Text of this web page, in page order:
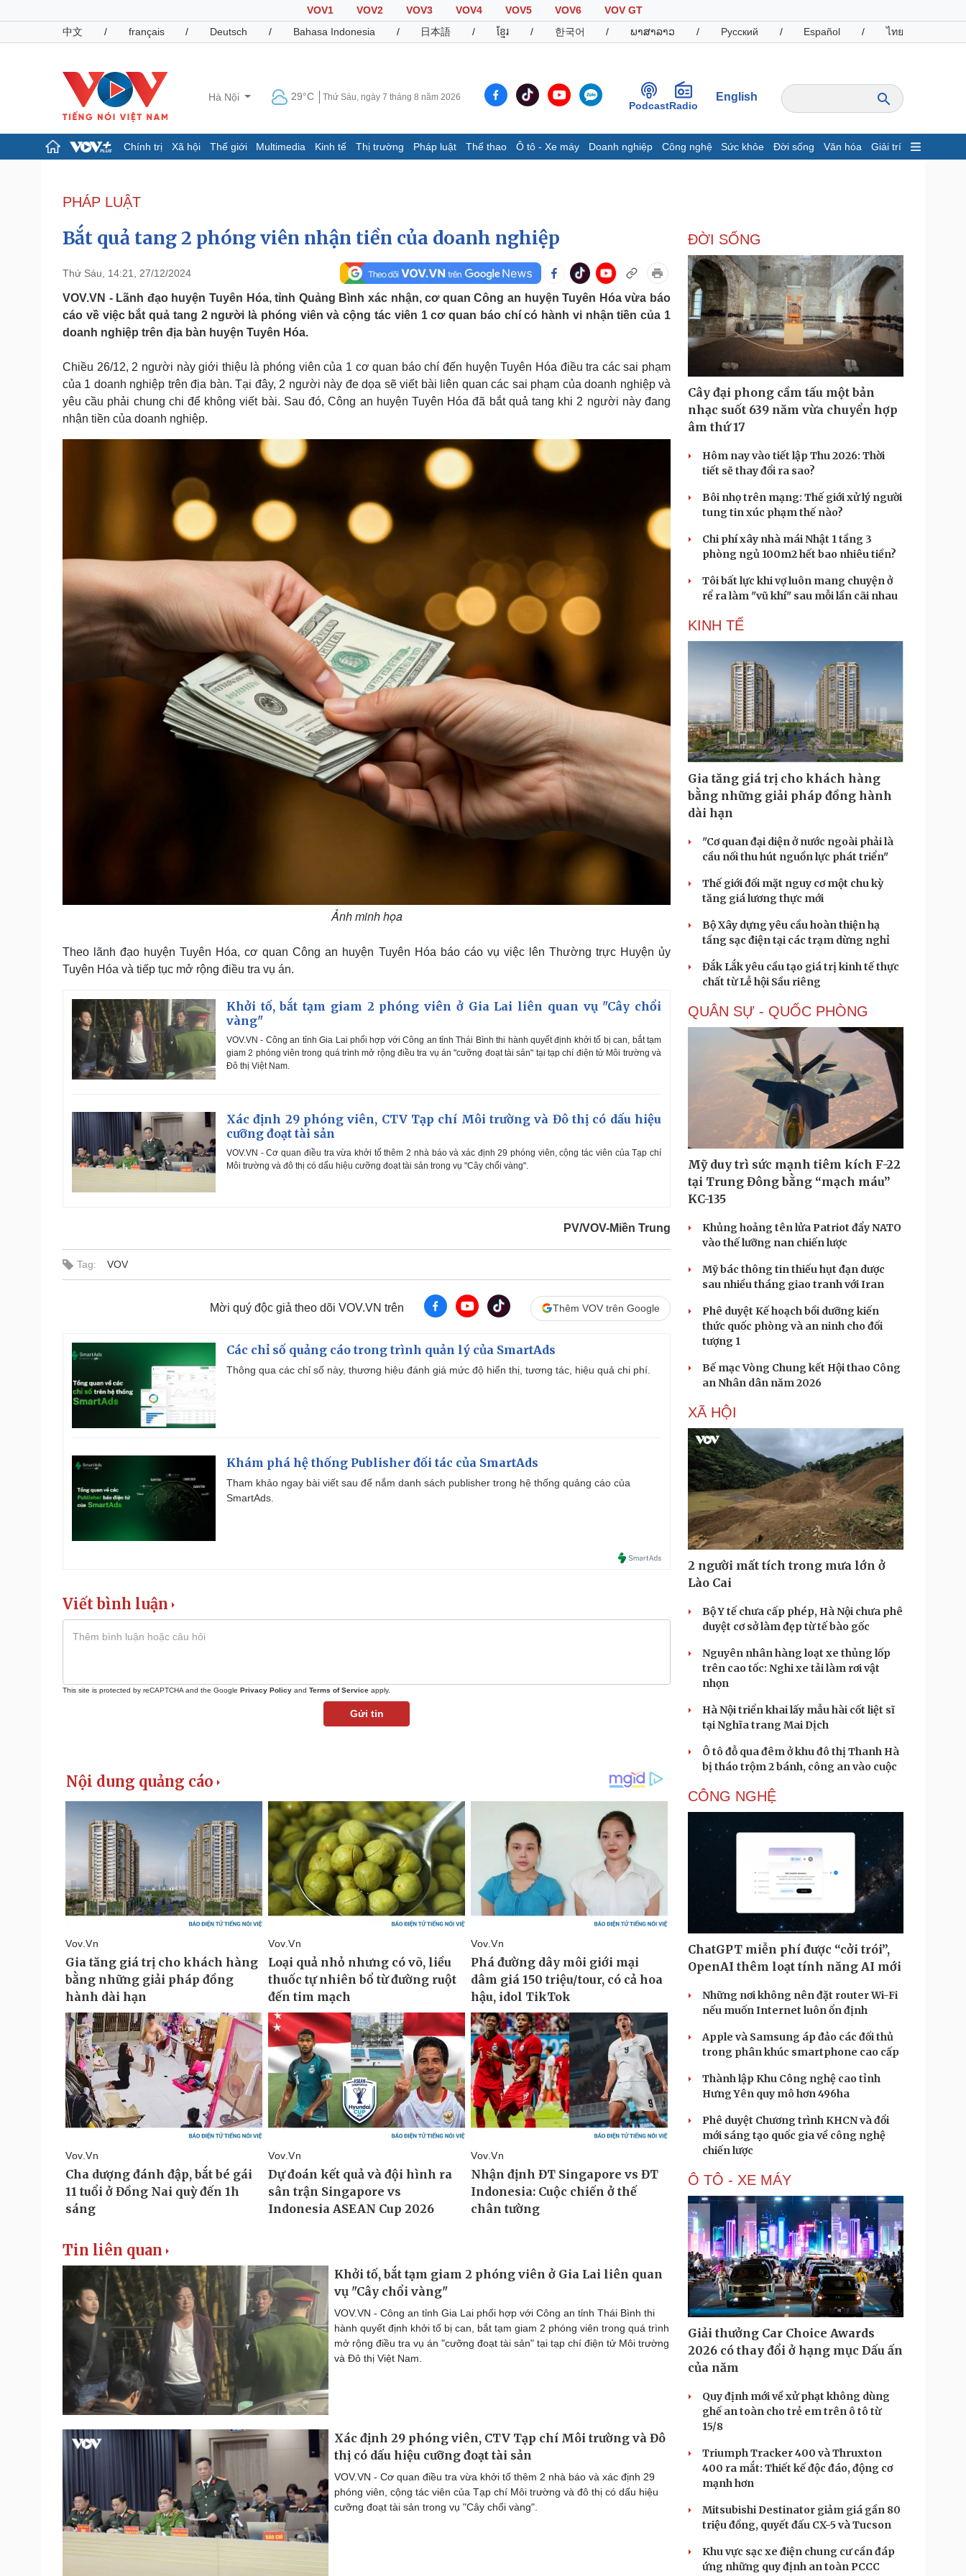
VOV1 VOV2 VOV3 VOV4 VOV5 VOV6
VOV GT
中文
/ français / Deutsch / Bahasa Indonesia / 日本語 / ខ្មែរ / 한국어 / ພາສາລາວ / Русский / Español / ไทย
Hà Nội 29°C Thứ Sáu, ngày 7 tháng 8 năm 2026
PodcastRadio
English
Chính trị Xã hội Thế giới Multimedia Kinh tế Thị trường Pháp luật Thể thao Ô tô - Xe máy Doanh nghiệp Công nghệ Sức khỏe Đời sống Văn hóa Giải trí
Đảng
Tổ chức nhân sự
Quốc hội
Nhận diện sự thật
Dấu ấn VOV
Hồ sơ
Infographic
Giá cà phê
Pháp luật
Vụ án
Tin nóng
Quân sự - Quốc phòng
Vũ khí
Việt Nam
Thể thao
Bóng đá
Hậu trường
Ô tô - Xe máy
Ô tô
Doanh nghiệp
Thông tin doanh nghiệp
Doanh nghiệp 24h
Doanh nhân
Vì cộng đồng
Công nghệ
Sành điệu
Tin Công nghệ
Trải nghiệm
Chuyển đổi số
Sức khỏe
Dinh dưỡng - món ngon
Đời sống
Tình yêu - Gia đình
Văn hóa
Giải trí
Sao Việt
Du lịch
Podcast
Câu chuyện thời sự
Cửa sổ tình yêu
Kể chuyện cho bé
PHÁP LUẬT
Bắt quả tang 2 phóng viên nhận tiền của doanh nghiệp
Thứ Sáu, 14:21, 27/12/2024
VOV.VN - Lãnh đạo huyện Tuyên Hóa, tỉnh Quảng Bình xác nhận, cơ quan Công an huyện Tuyên Hóa vừa báo
cáo về việc bắt quả tang 2 người là phóng viên và cộng tác viên 1 cơ quan báo chí có hành vi nhận tiền của 1
doanh nghiệp trên địa bàn huyện Tuyên Hóa.
Chiều 26/12, 2 người này giới thiệu là phóng viên của 1 cơ quan báo chí đến huyện Tuyên Hóa điều tra các sai phạm
của 1 doanh nghiệp trên địa bàn. Tại đây, 2 người này đe dọa sẽ viết bài liên quan các sai phạm của doanh nghiệp và
yêu cầu phải chung chi để không viết bài. Sau đó, Công an huyện Tuyên Hóa đã bắt quả tang khi 2 người này đang
nhận tiền của doanh nghiệp.
Ảnh minh họa
Theo lãnh đạo huyện Tuyên Hóa, cơ quan Công an huyện Tuyên Hóa báo cáo vụ việc lên Thường trực Huyện ủy
Tuyên Hóa và tiếp tục mở rộng điều tra vụ án.
Khởi tố, bắt tạm giam 2 phóng viên ở Gia Lai liên quan vụ "Cây chổi
vàng"
VOV.VN - Công an tỉnh Gia Lai phối hợp với Công an tỉnh Thái Bình thi hành quyết định khởi tố bị can, bắt tạm
giam 2 phóng viên trong quá trình mở rộng điều tra vụ án "cưỡng đoạt tài sản" tại tạp chí điện tử Môi trường và
Đô thị Việt Nam.
Xác định 29 phóng viên, CTV Tạp chí Môi trường và Đô thị có dấu hiệu
cưỡng đoạt tài sản
VOV.VN - Cơ quan điều tra vừa khởi tố thêm 2 nhà báo và xác định 29 phóng viên, cộng tác viên của Tạp chí
Môi trường và đô thị có dấu hiệu cưỡng đoạt tài sản trong vụ "Cây chổi vàng".
PV/VOV-Miền Trung
Tag: VOV
Mời quý độc giả theo dõi VOV.VN trên Thêm VOV trên Google
Các chỉ số quảng cáo trong trình quản lý của SmartAds
Thông qua các chỉ số này, thương hiệu đánh giá mức độ hiển thị, tương tác, hiệu quả chi phí.
Khám phá hệ thống Publisher đối tác của SmartAds
Tham khảo ngay bài viết sau để nắm danh sách publisher trong hệ thống quảng cáo của
SmartAds.
Viết bình luận
This site is protected by reCAPTCHA and the Google Privacy Policy and Terms of Service apply.
Gửi tin
Tin liên quan
Khởi tố, bắt tạm giam 2 phóng viên ở Gia Lai liên quan
vụ "Cây chổi vàng"
VOV.VN - Công an tỉnh Gia Lai phối hợp với Công an tỉnh Thái Bình thi
hành quyết định khởi tố bị can, bắt tạm giam 2 phóng viên trong quá trình
mở rộng điều tra vụ án "cưỡng đoạt tài sản" tại tạp chí điện tử Môi trường
và Đô thị Việt Nam.
Xác định 29 phóng viên, CTV Tạp chí Môi trường và Đô
thị có dấu hiệu cưỡng đoạt tài sản
VOV.VN - Cơ quan điều tra vừa khởi tố thêm 2 nhà báo và xác định 29
phóng viên, cộng tác viên của Tạp chí Môi trường và đô thị có dấu hiệu
cưỡng đoạt tài sản trong vụ "Cây chổi vàng".
ĐỜI SỐNG
Cây đại phong cầm tấu một bản
nhạc suốt 639 năm vừa chuyển hợp
âm thứ 17
Hôm nay vào tiết lập Thu 2026: Thời
tiết sẽ thay đổi ra sao?
Bôi nhọ trên mạng: Thế giới xử lý người
tung tin xúc phạm thế nào?
Chi phí xây nhà mái Nhật 1 tầng 3
phòng ngủ 100m2 hết bao nhiêu tiền?
Tôi bất lực khi vợ luôn mang chuyện ở
rể ra làm "vũ khí" sau mỗi lần cãi nhau
KINH TẾ
Gia tăng giá trị cho khách hàng
bằng những giải pháp đồng hành
dài hạn
"Cơ quan đại diện ở nước ngoài phải là
cầu nối thu hút nguồn lực phát triển"
Thế giới đối mặt nguy cơ một chu kỳ
tăng giá lương thực mới
Bộ Xây dựng yêu cầu hoàn thiện hạ
tầng sạc điện tại các trạm dừng nghỉ
Đắk Lắk yêu cầu tạo giá trị kinh tế thực
chất từ Lễ hội Sầu riêng
QUÂN SỰ - QUỐC PHÒNG
Mỹ duy trì sức mạnh tiêm kích F-22
tại Trung Đông bằng “mạch máu”
KC-135
Khủng hoảng tên lửa Patriot đẩy NATO
vào thế lưỡng nan chiến lược
Mỹ bác thông tin thiếu hụt đạn dược
sau nhiều tháng giao tranh với Iran
Phê duyệt Kế hoạch bồi dưỡng kiến
thức quốc phòng và an ninh cho đối
tượng 1
Bế mạc Vòng Chung kết Hội thao Công
an Nhân dân năm 2026
XÃ HỘI
2 người mất tích trong mưa lớn ở
Lào Cai
Bộ Y tế chưa cấp phép, Hà Nội chưa phê
duyệt cơ sở làm đẹp từ tế bào gốc
Nguyên nhân hàng loạt xe thủng lốp
trên cao tốc: Nghi xe tải làm rơi vật
nhọn
Hà Nội triển khai lấy mẫu hài cốt liệt sĩ
tại Nghĩa trang Mai Dịch
Ô tô đỗ qua đêm ở khu đô thị Thanh Hà
bị tháo trộm 2 bánh, công an vào cuộc
CÔNG NGHỆ
ChatGPT miễn phí được “cởi trói”,
OpenAI thêm loạt tính năng AI mới
Những nơi không nên đặt router Wi-Fi
nếu muốn Internet luôn ổn định
Apple và Samsung áp đảo các đối thủ
trong phân khúc smartphone cao cấp
Thành lập Khu Công nghệ cao tỉnh
Hưng Yên quy mô hơn 496ha
Phê duyệt Chương trình KHCN và đổi
mới sáng tạo quốc gia về công nghệ
chiến lược
Ô TÔ - XE MÁY
Giải thưởng Car Choice Awards
2026 có thay đổi ở hạng mục Dấu ấn
của năm
Quy định mới về xử phạt không dùng
ghế an toàn cho trẻ em trên ô tô từ
15/8
Triumph Tracker 400 và Thruxton
400 ra mắt: Thiết kế độc đáo, động cơ
mạnh hơn
Mitsubishi Destinator giảm giá gần 80
triệu đồng, quyết đấu CX-5 và Tucson
Khu vực sạc xe điện chung cư cần đáp
ứng những quy định an toàn PCCC